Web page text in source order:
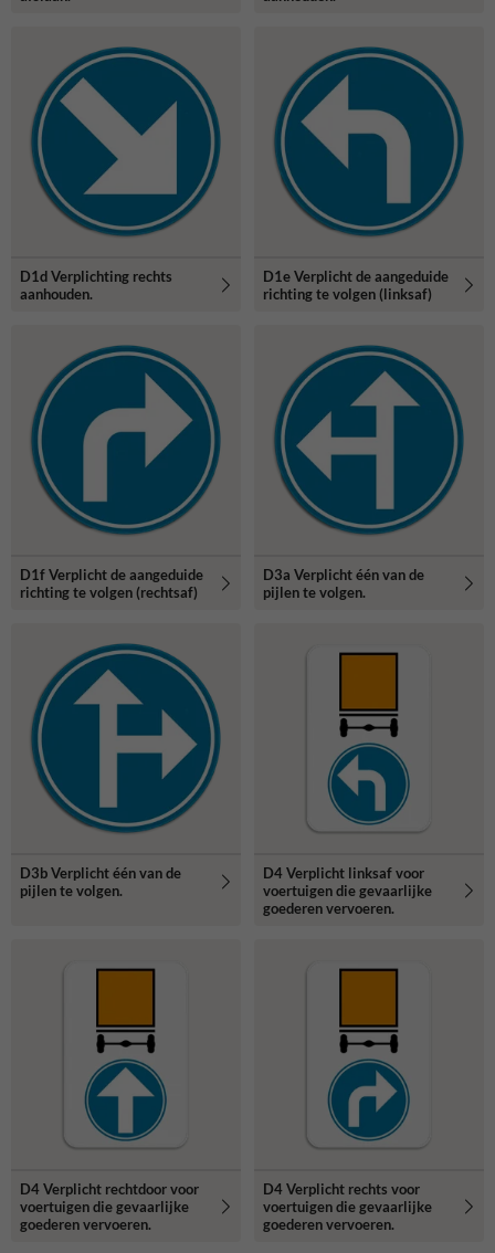
D1d Verplichting rechts
aanhouden.
D1e Verplicht de aangeduide
richting te volgen (linksaf)
D1f Verplicht de aangeduide
richting te volgen (rechtsaf)
D3a Verplicht één van de
pijlen te volgen.
D3b Verplicht één van de
pijlen te volgen.
D4 Verplicht linksaf voor
voertuigen die gevaarlijke
goederen vervoeren.
D4 Verplicht rechtdoor voor
voertuigen die gevaarlijke
goederen vervoeren.
D4 Verplicht rechts voor
voertuigen die gevaarlijke
goederen vervoeren.